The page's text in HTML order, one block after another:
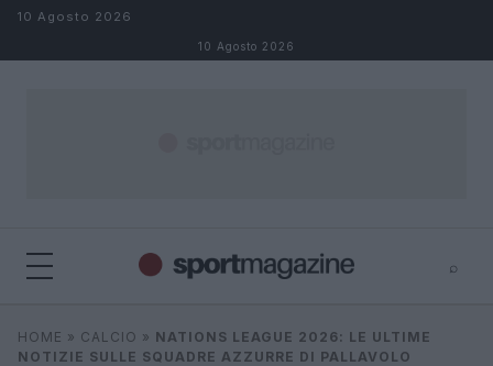
Salta al contenuto
10 Agosto 2026
10 Agosto 2026
⌕
Cerca
⌕
HOME » CALCIO » NATIONS LEAGUE 2026: LE ULTIME
NOTIZIE SULLE SQUADRE AZZURRE DI PALLAVOLO